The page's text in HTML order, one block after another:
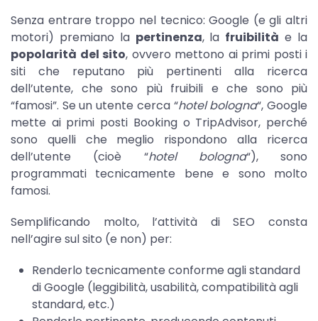
Senza entrare troppo nel tecnico: Google (e gli altri
motori) premiano la pertinenza, la fruibilità e la
popolarità del sito, ovvero mettono ai primi posti i
siti che reputano più pertinenti alla ricerca
dell’utente, che sono più fruibili e che sono più
“famosi”. Se un utente cerca “hotel bologna“, Google
mette ai primi posti Booking o TripAdvisor, perché
sono quelli che meglio rispondono alla ricerca
dell’utente (cioè “hotel bologna“), sono
programmati tecnicamente bene e sono molto
famosi.
Semplificando molto, l’attività di SEO consta
nell’agire sul sito (e non) per:
Renderlo tecnicamente conforme agli standard
di Google (leggibilità, usabilità, compatibilità agli
standard, etc.)